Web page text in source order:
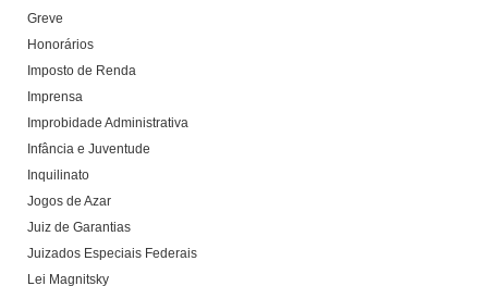
Greve
Honorários
Imposto de Renda
Imprensa
Improbidade Administrativa
Infância e Juventude
Inquilinato
Jogos de Azar
Juiz de Garantias
Juizados Especiais Federais
Lei Magnitsky